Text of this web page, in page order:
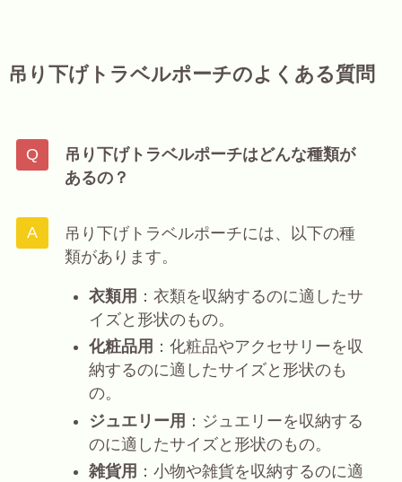
吊り下げトラベルポーチのよくある質問
吊り下げトラベルポーチはどんな種類が
あるの？
吊り下げトラベルポーチには、以下の種
類があります。
衣類用 ：衣類を収納するのに適したサ
イズと形状のもの。
化粧品用 ：化粧品やアクセサリーを収
納するのに適したサイズと形状のも
の。
ジュエリー用 ：ジュエリーを収納する
のに適したサイズと形状のもの。
雑貨用 ：小物や雑貨を収納するのに適